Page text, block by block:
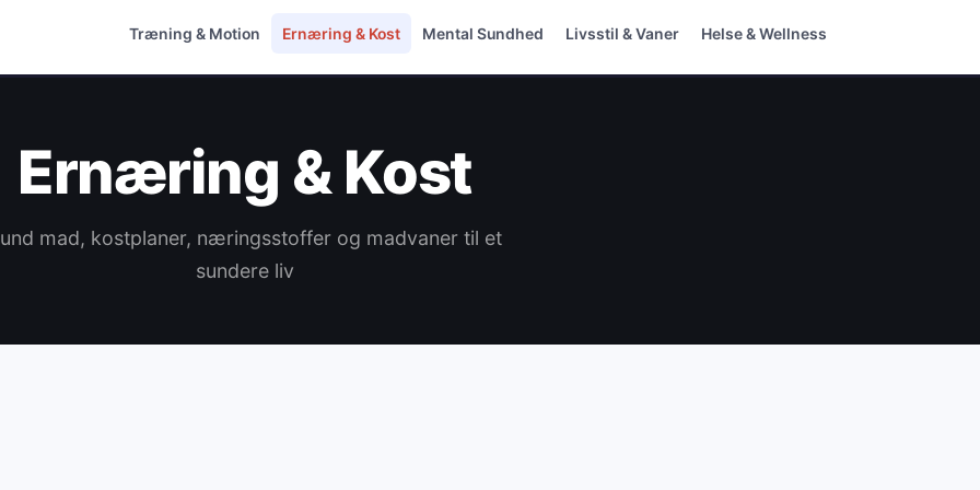
Træning & Motion Ernæring & Kost Mental Sundhed Livsstil & Vaner Helse & Wellness
Ernæring & Kost
mad, kostplaner, næringsstoffer og madvaner til et
sundere liv